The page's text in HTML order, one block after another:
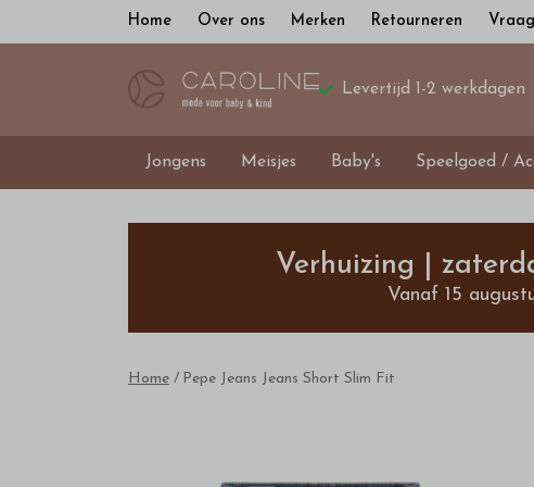
Home Over ons Merken Retourneren
Levertijd 1-2 werkdagen
Jongens Meisjes Baby's Speelgoed /
Pepe
Jeans
Short
Verhuizing |
Vanaf 15
Home Pepe Jeans Jeans Short Slim Fit